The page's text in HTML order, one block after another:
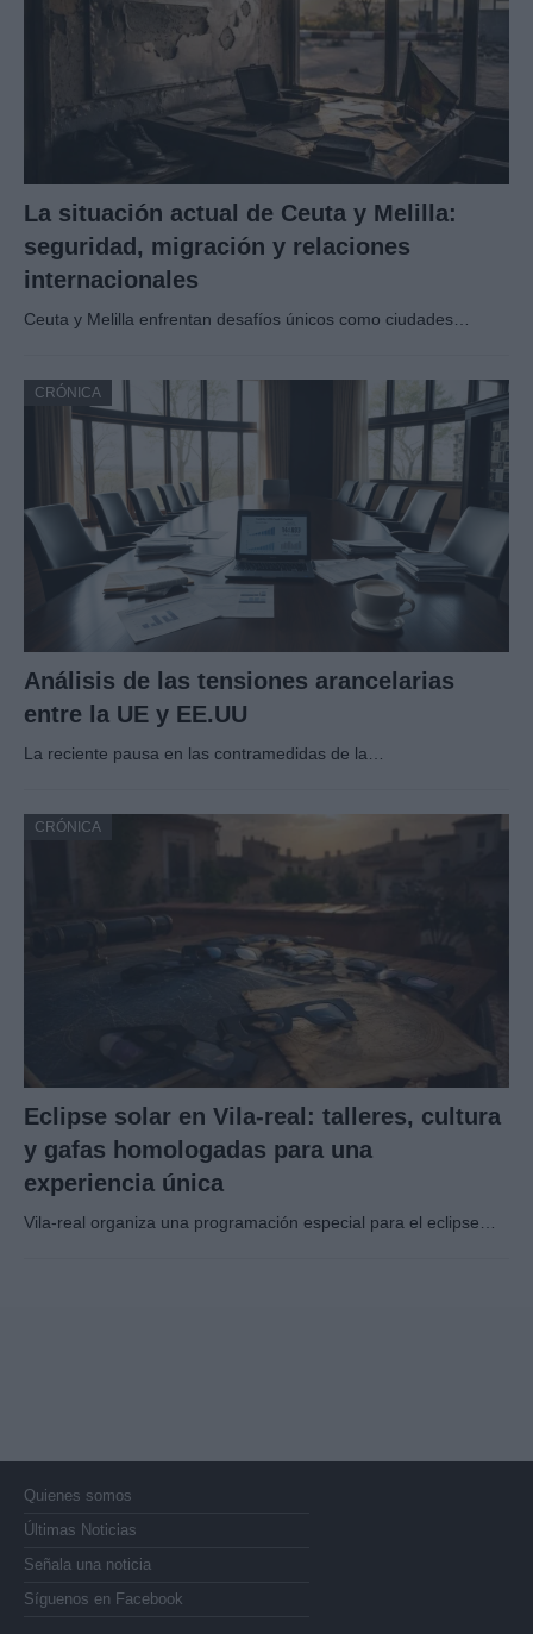
La situación actual de Ceuta y Melilla:
seguridad, migración y relaciones
internacionales
Ceuta y Melilla enfrentan desafíos únicos como ciudades…
CRÓNICA
Análisis de las tensiones arancelarias
entre la UE y EE.UU
La reciente pausa en las contramedidas de la…
CRÓNICA
Eclipse solar en Vila-real: talleres, cultura
y gafas homologadas para una
experiencia única
Vila-real organiza una programación especial para el eclipse…
Quienes somos
Últimas Noticias
Señala una noticia
Síguenos en Facebook